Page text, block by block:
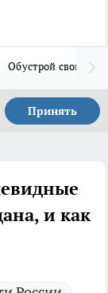
Обустрой свой дом
Принять
и как